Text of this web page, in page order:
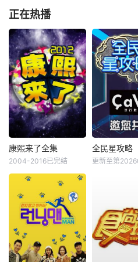
正在热播
康熙来了全集
2004-2016已完结
全民星攻略
更新至第